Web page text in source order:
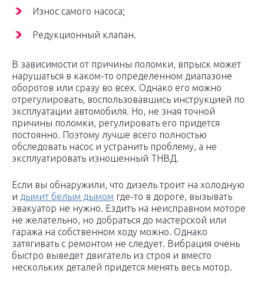
Износ самого насоса;
Редукционный клапан.
В зависимости от причины поломки, впрыск может
нарушаться в каком-то определенном диапазоне
оборотов или сразу во всех. Однако его можно
отрегулировать, воспользовавшись инструкцией по
эксплуатации автомобиля. Но, не зная точной
причины поломки, регулировать его придется
постоянно. Поэтому лучше всего полностью
обследовать насос и устранить проблему, а не
эксплуатировать изношенный ТНВД.
Если вы обнаружили, что дизель троит на холодную
и дымит белым дымом где-то в дороге, вызывать
эвакуатор не нужно. Ездить на неисправном моторе
не желательно, но добраться до мастерской или
гаража на собственном ходу можно. Однако
затягивать с ремонтом не следует. Вибрация очень
быстро выведет двигатель из строя и вместо
нескольких деталей придется менять весь мотор.